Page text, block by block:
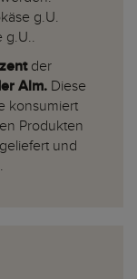
g.U.
g.U..
der
Alm. Diese
konsumiert
Produkten
und